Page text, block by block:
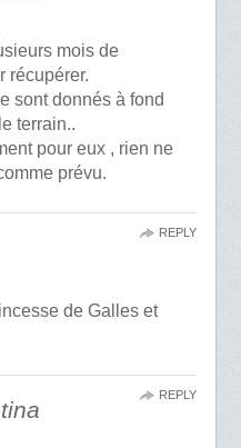
mois de
récupérer.
sont donnés à fond
terrain..
pour eux , rien ne
prévu.
de Galles et
REPLY
REPLY